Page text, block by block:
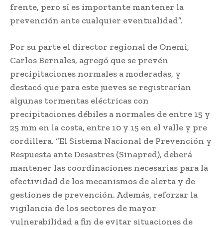
frente, pero sí es importante mantener la
prevención ante cualquier eventualidad”.
Por su parte el director regional de Onemi,
Carlos Bernales, agregó que se prevén
precipitaciones normales a moderadas, y
destacó que para este jueves se registrarían
algunas tormentas eléctricas con
precipitaciones débiles a normales de entre 15 y
25 mm en la costa, entre 10 y 15 en el valle y pre
cordillera. “El Sistema Nacional de Prevención y
Respuesta ante Desastres (Sinapred), deberá
mantener las coordinaciones necesarias para la
efectividad de los mecanismos de alerta y de
gestiones de prevención. Además, reforzar la
vigilancia de los sectores de mayor
vulnerabilidad a fin de evitar situaciones de